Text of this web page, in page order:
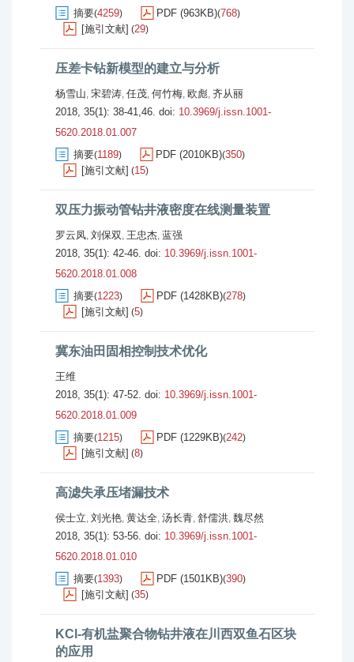
摘要(4259) PDF (963KB)(768)
[施引文献] (29)
压差卡钻新模型的建立与分析
杨雪山, 宋碧涛, 任茂, 何竹梅, 欧彪, 齐从丽
2018, 35(1): 38-41,46. doi: 10.3969/j.issn.1001-
5620.2018.01.007
摘要(1189) PDF (2010KB)(350)
[施引文献] (15)
双压力振动管钻井液密度在线测量装置
罗云凤, 刘保双, 王忠杰, 蓝强
2018, 35(1): 42-46. doi: 10.3969/j.issn.1001-
5620.2018.01.008
摘要(1223) PDF (1428KB)(278)
[施引文献] (5)
冀东油田固相控制技术优化
王维
2018, 35(1): 47-52. doi: 10.3969/j.issn.1001-
5620.2018.01.009
摘要(1215) PDF (1229KB)(242)
[施引文献] (8)
高滤失承压堵漏技术
侯士立, 刘光艳, 黄达全, 汤长青, 舒儒洪, 魏尽然
2018, 35(1): 53-56. doi: 10.3969/j.issn.1001-
5620.2018.01.010
摘要(1393) PDF (1501KB)(390)
[施引文献] (35)
KCl-有机盐聚合物钻井液在川西双鱼石区块
的应用